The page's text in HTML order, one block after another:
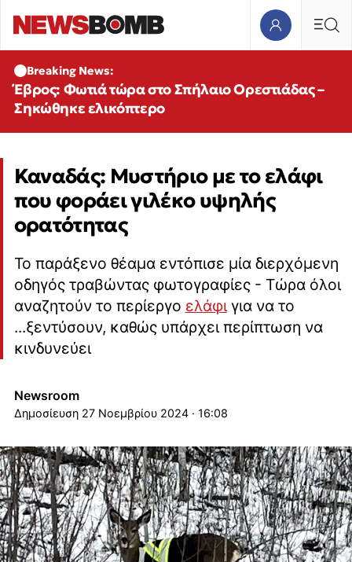
Breaking News:
Έβρος: Φωτιά τώρα στο Σπήλαιο Ορεστιάδας –
Σηκώθηκε ελικόπτερο
Καναδάς: Μυστήριο με το ελάφι
που φοράει γιλέκο υψηλής
ορατότητας
Το παράξενο θέαμα εντόπισε μία διερχόμενη
οδηγός τραβώντας φωτογραφίες - Τώρα όλοι
αναζητούν το περίεργο ελάφιγια να το
...ξεντύσουν, καθώς υπάρχει περίπτωση να
κινδυνεύει
Newsroom
27 Νοεμβρίου 2024 · 16:08